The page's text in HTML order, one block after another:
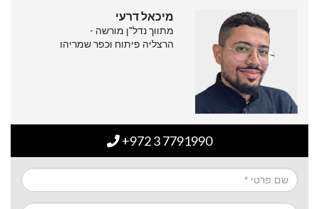
מיכאל דרעי
מתווך נדל"ן מורשה -
הרצליה פיתוח וכפר שמריהו
+972 3 7791990